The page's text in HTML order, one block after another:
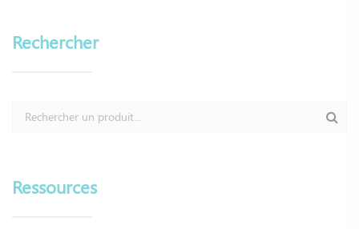
Rechercher
Ressources